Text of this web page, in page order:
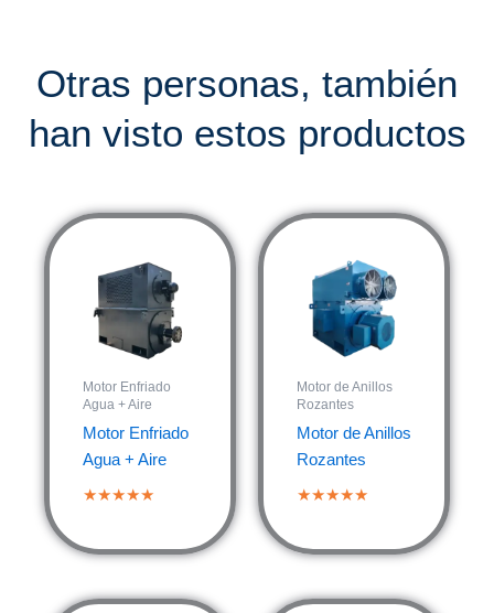
Otras personas, también
han visto estos productos
Motor Enfriado
Agua + Aire
Motor Enfriado
Agua + Aire
★★★★★
Motor de Anillos
Rozantes
Motor de Anillos
Rozantes
★★★★★